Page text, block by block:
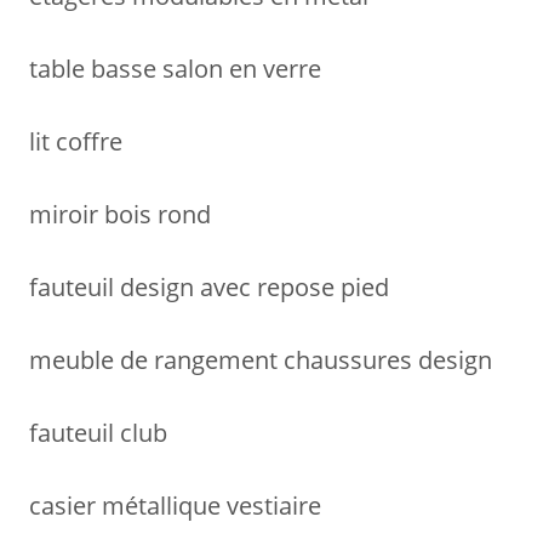
table basse salon en verre
lit coffre
miroir bois rond
fauteuil design avec repose pied
meuble de rangement chaussures design
fauteuil club
casier métallique vestiaire